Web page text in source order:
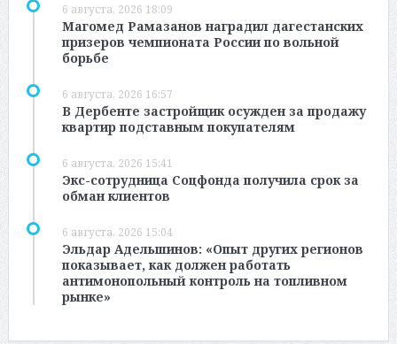
6 августа, 2026 18:09
Магомед Рамазанов наградил дагестанских
призеров чемпионата России по вольной
борьбе
6 августа, 2026 16:57
В Дербенте застройщик осужден за продажу
квартир подставным покупателям
6 августа, 2026 15:41
Экс-сотрудница Соцфонда получила срок за
обман клиентов
6 августа, 2026 15:04
Эльдар Адельшинов: «Опыт других регионов
показывает, как должен работать
антимонопольный контроль на топливном
рынке»